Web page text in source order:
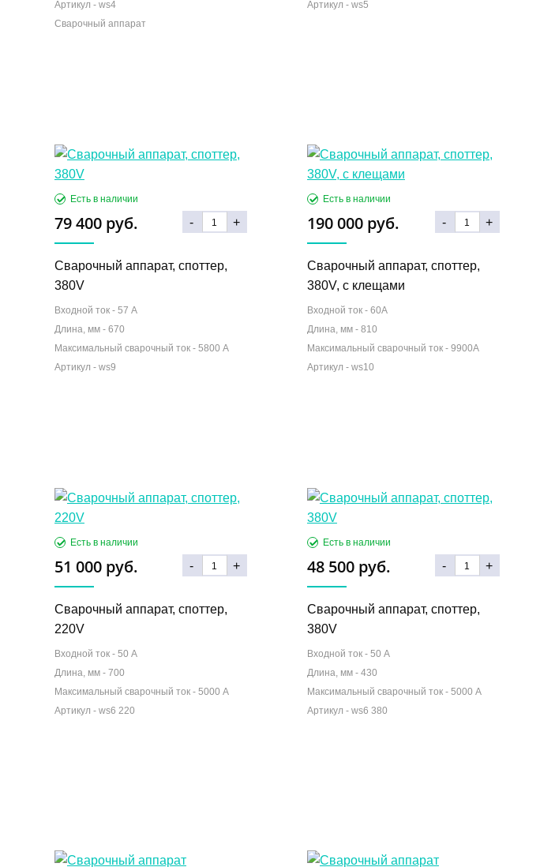
Сварочный аппарат
79 400 руб. - +
Сварочный аппарат, споттер,
380V
Входной ток - 57 А
Длина, мм - 670
Максимальный сварочный ток - 5800 А
190 000 руб. - +
Сварочный аппарат, споттер,
380V, с клещами
Входной ток - 60А
Длина, мм - 810
Максимальный сварочный ток - 9900А
51 000 руб. - +
Сварочный аппарат, споттер,
220V
Входной ток - 50 А
Длина, мм - 700
Максимальный сварочный ток - 5000 А
48 500 руб. - +
Сварочный аппарат, споттер,
380V
Входной ток - 50 А
Длина, мм - 430
Максимальный сварочный ток - 5000 А